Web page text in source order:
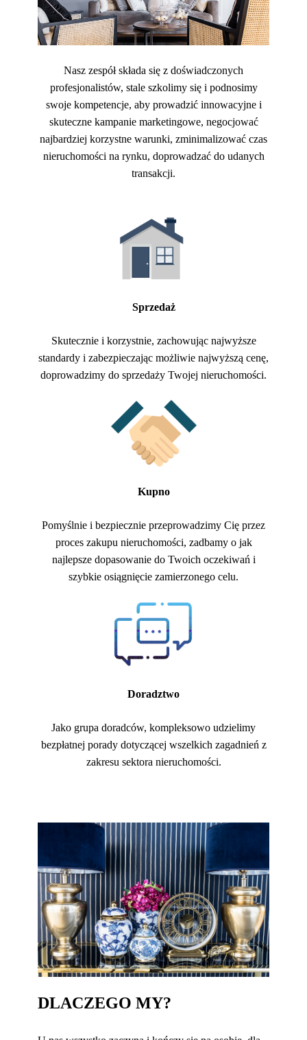
Nasz zespół składa się z doświadczonych
profesjonalistów, stale szkolimy się i podnosimy
swoje kompetencje, aby prowadzić innowacyjne i
skuteczne kampanie marketingowe, negocjować
najbardziej korzystne warunki, zminimalizować czas
nieruchomości na rynku, doprowadzać do udanych
transakcji.
Sprzedaż
Skutecznie i korzystnie, zachowując najwyższe
standardy i zabezpieczając możliwie najwyższą cenę,
doprowadzimy do sprzedaży Twojej nieruchomości.
Kupno
Pomyślnie i bezpiecznie przeprowadzimy Cię przez
proces zakupu nieruchomości, zadbamy o jak
najlepsze dopasowanie do Twoich oczekiwań i
szybkie osiągnięcie zamierzonego celu.
Doradztwo
Jako grupa doradców, kompleksowo udzielimy
bezpłatnej porady dotyczącej wszelkich zagadnień z
zakresu sektora nieruchomości.
DLACZEGO MY?